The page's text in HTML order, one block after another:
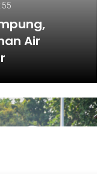
Air